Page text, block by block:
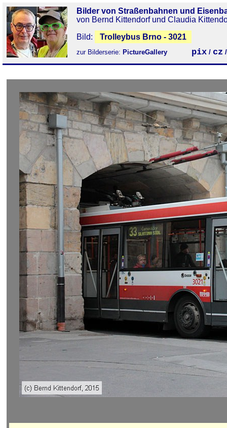
Bilder von Straßenbahnen und
von Bernd Kittendorf und Claudia
Bild:
Trolleybus Brno - 3021
zur Bilderserie: PictureGallery pix / cz